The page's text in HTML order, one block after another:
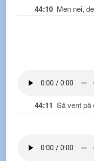
44:10 Men nei,
44:11 Så vent på